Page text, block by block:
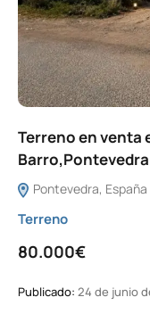
Terreno en venta
Barro,Pontevedra
Pontevedra, España
Terreno
80.000€
Publicado: 24 de junio